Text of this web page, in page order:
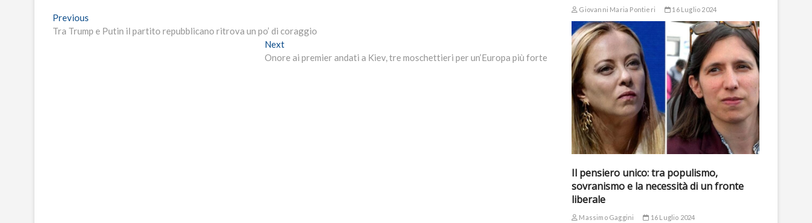
Navigazione
articoli
Previous
post:
Tra Trump e Putin il partito repubblicano ritrova un po’ di coraggio
NextNext
post:
Onore ai premier andati a Kiev, tre moschettieri per un’Europa più forte
Giovanni Maria Pontieri 16 Luglio 2024
Il pensiero unico: tra populismo,
sovranismo e la necessità di un fronte
liberale
Massimo Gaggini 16 Luglio 2024